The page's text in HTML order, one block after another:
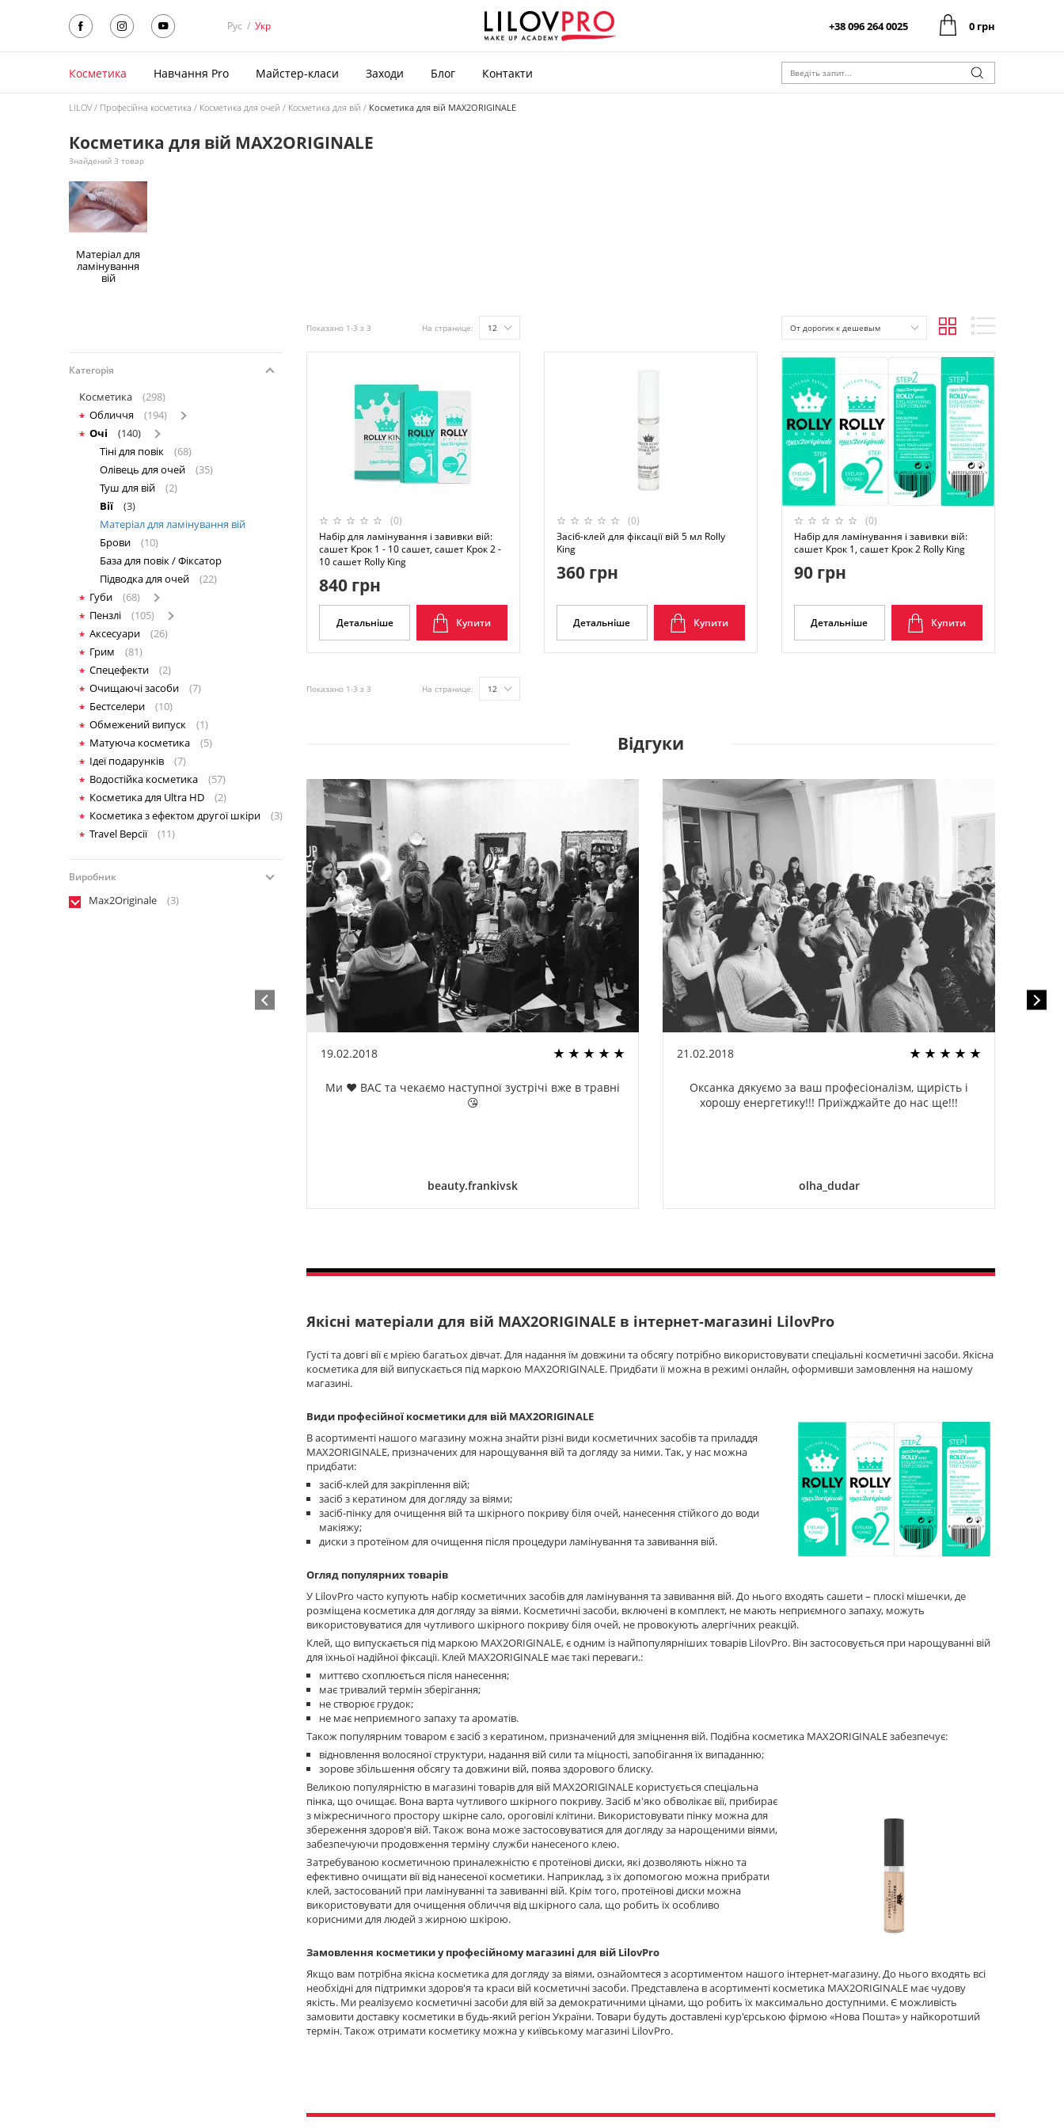
Рус / Укр +38 096 264 0025 0 грн
Косметика Навчання Pro Майстер-класи Заходи Блог Контакти
LILOV Професійна косметика Косметика для очей Косметика для вій Косметика для вій MAX2ORIGINALE
Косметика для вій MAX2ORIGINALE
Знайдений 3 товар
Матеріал для
ламінування
вій
Категорія
Косметика
(298)
Обличчя
(194)
Очі
(140)
Тіні для повік
(68)
Олівець для очей
(35)
Туш для вій
(2)
Вії
(3)
Матеріал для ламінування вій
Брови
(10)
База для повік / Фіксатор
Підводка для очей
(22)
Губи
(68)
Пензлі
(105)
Аксесуари
(26)
Грим
(81)
Спецефекти
(2)
Очищаючі засоби
(7)
Бестселери
(10)
Обмежений випуск
(1)
Матуюча косметика
(5)
Ідеї подарунків
(7)
Водостійка косметика
(57)
Косметика для Ultra HD
(2)
Косметика з ефектом другої шкіри
(3)
Travel Версії
(11)
Виробник
Max2Originale (3)
Показано 1-3 з 3 На странице: 12 От дорогих к дешевым
(0)
Набір для ламінування і завивки вій:
сашет Крок 1 - 10 сашет, сашет Крок 2 -
10 сашет Rolly King
840 грн
Детальніше Купити
(0)
Засіб-клей для фіксації вій 5 мл Rolly
King
360 грн
Детальніше Купити
(0)
Набір для ламінування і завивки вій:
сашет Крок 1, сашет Крок 2 Rolly King
90 грн
Детальніше Купити
Показано 1-3 з 3 На странице: 12
Відгуки
19.02.2018
Ми ❤️ ВАС та чекаємо наступної зустрічі вже в травні
😘
beauty.frankivsk
21.02.2018
Оксанка дякуємо за ваш професіоналізм, щирість і
хорошу енергетику!!! Приїжджайте до нас ще!!!
olha_dudar
Якісні матеріали для вій MAX2ORIGINALE в інтернет-магазині LilovPro
Густі та довгі вії є мрією багатьох дівчат. Для надання їм довжини та обсягу потрібно використовувати спеціальні косметичні засоби. Якісна
косметика для вій випускається під маркою MAX2ORIGINALE. Придбати її можна в режимі онлайн, оформивши замовлення на нашому
магазині.
Види професійної косметики для вій MAX2ORIGINALE
В асортименті нашого магазину можна знайти різні види косметичних засобів та приладдя
MAX2ORIGINALE, призначених для нарощування вій та догляду за ними. Так, у нас можна
придбати:
засіб-клей для закріплення вій;
засіб з кератином для догляду за віями;
засіб-пінку для очищення вій та шкірного покриву біля очей, нанесення стійкого до води
макіяжу;
диски з протеїном для очищення після процедури ламінування та завивання вій.
Огляд популярних товарів
У LilovPro часто купують набір косметичних засобів для ламінування та завивання вій. До нього входять сашети – плоскі мішечки, де
розміщена косметика для догляду за віями. Косметичні засоби, включені в комплект, не мають неприємного запаху, можуть
використовуватися для чутливого шкірного покриву біля очей, не провокують алергічних реакцій.
Клей, що випускається під маркою MAX2ORIGINALE, є одним із найпопулярніших товарів LilovPro. Він застосовується при нарощуванні вій
для їхньої надійної фіксації. Клей MAX2ORIGINALE має такі переваги.:
миттєво схоплюється після нанесення;
має тривалий термін зберігання;
не створює грудок;
не має неприємного запаху та ароматів.
Також популярним товаром є засіб з кератином, призначений для зміцнення вій. Подібна косметика MAX2ORIGINALE забезпечує:
відновлення волосяної структури, надання вій сили та міцності, запобігання їх випаданню;
зорове збільшення обсягу та довжини вій, поява здорового блиску.
Великою популярністю в магазині товарів для вій MAX2ORIGINALE користується спеціальна
пінка, що очищає. Вона варта чутливого шкірного покриву. Засіб м'яко обволікає вії, прибирає
з міжресничного простору шкірне сало, ороговілі клітини. Використовувати пінку можна для
збереження здоров'я вій. Також вона може застосовуватися для догляду за нарощеними віями,
забезпечуючи продовження терміну служби нанесеного клею.
Затребуваною косметичною приналежністю є протеїнові диски, які дозволяють ніжно та
ефективно очищати вії від нанесеної косметики. Наприклад, з їх допомогою можна прибрати
клей, застосований при ламінуванні та завиванні вій. Крім того, протеїнові диски можна
використовувати для очищення обличчя від шкірного сала, що робить їх особливо
корисними для людей з жирною шкірою.
Замовлення косметики у професійному магазині для вій LilovPro
Якщо вам потрібна якісна косметика для догляду за віями, ознайомтеся з асортиментом нашого інтернет-магазину. До нього входять всі
необхідні для підтримки здоров'я та краси вій косметичні засоби. Представлена ​​в асортименті косметика MAX2ORIGINALE має чудову
якість. Ми реалізуємо косметичні засоби для вій за демократичними цінами, що робить їх максимально доступними. Є можливість
замовити доставку косметики в будь-який регіон України. Товари будуть доставлені кур'єрською фірмою «Нова Пошта» у найкоротший
термін. Також отримати косметику можна у київському магазині LilovPro.